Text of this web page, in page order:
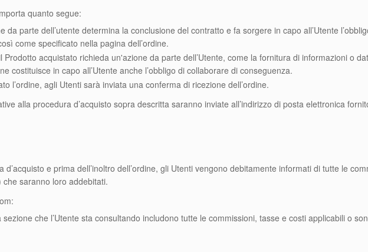
quanto segue:
da parte dell’utente determina la conclusione del contratto e fa sorgere in capo all’Utente
come specificato nella pagina dell’ordine.
Prodotto acquistato richieda un'azione da parte dell’Utente, come la fornitura di informazioni o
costituisce in capo all’Utente anche l’obbligo di collaborare di conseguenza.
l’ordine, agli Utenti sarà inviata una conferma di ricezione dell’ordine.
alla procedura d’acquisto sopra descritta saranno inviate all’indirizzo di posta elettronica
d’acquisto e prima dell’inoltro dell’ordine, gli Utenti vengono debitamente informati di tutte le
saranno loro addebitati.
che l’Utente sta consultando includono tutte le commissioni, tasse e costi applicabili o